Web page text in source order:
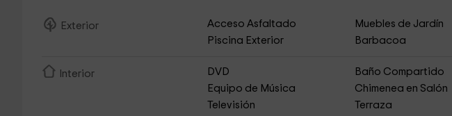
Exterior Acceso Asfaltado Muebles de Jardín
Piscina Exterior
Barbacoa
Interior DVD Baño Compartido
Equipo de Música
Chimenea en Salón
Televisión
Terraza